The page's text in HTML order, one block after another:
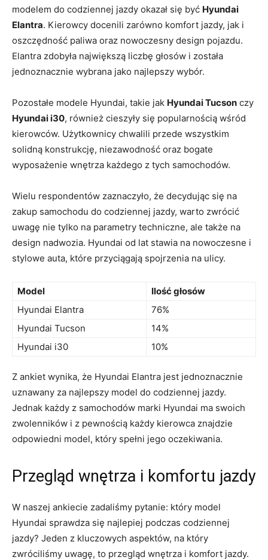
modelem do ⁣codziennej jazdy okazał ​się być Hyundai
Elantra. ⁣Kierowcy docenili zarówno komfort jazdy, jak i
oszczędność paliwa⁢ oraz nowoczesny design pojazdu.
Elantra zdobyła największą liczbę głosów i została⁣
jednoznacznie wybrana jako najlepszy wybór.
Pozostałe modele ⁣Hyundai, takie jak Hyundai Tucson czy
Hyundai i30, również cieszyły się popularnością⁤ wśród
kierowców. Użytkownicy chwalili przede wszystkim‍
solidną konstrukcję, niezawodność oraz bogate
wyposażenie wnętrza każdego z tych samochodów.
Wielu respondentów zaznaczyło, że decydując się na
zakup samochodu do codziennej jazdy, warto zwrócić
⁣uwagę nie tylko na parametry techniczne, ale ⁤także na
design nadwozia. Hyundai od ‌lat stawia na nowoczesne i
⁢stylowe‍ auta, które przyciągają spojrzenia na ulicy.
Model
Ilość głosów
Hyundai Elantra
76%
Hyundai Tucson
14%
Hyundai ​i30
10%
Z ankiet wynika, że Hyundai Elantra⁣ jest jednoznacznie
uznawany za ⁤najlepszy model do codziennej jazdy.
⁢Jednak każdy z samochodów marki Hyundai ma swoich
zwolenników i z pewnością każdy kierowca znajdzie ​
odpowiedni model, który spełni jego oczekiwania.
Przegląd wnętrza i komfortu jazdy
W naszej ankiecie zadaliśmy pytanie: który model
Hyundai sprawdza się najlepiej podczas codziennej
jazdy? Jeden z kluczowych aspektów, na który
zwróciliśmy uwagę, to przegląd wnętrza i komfort jazdy.